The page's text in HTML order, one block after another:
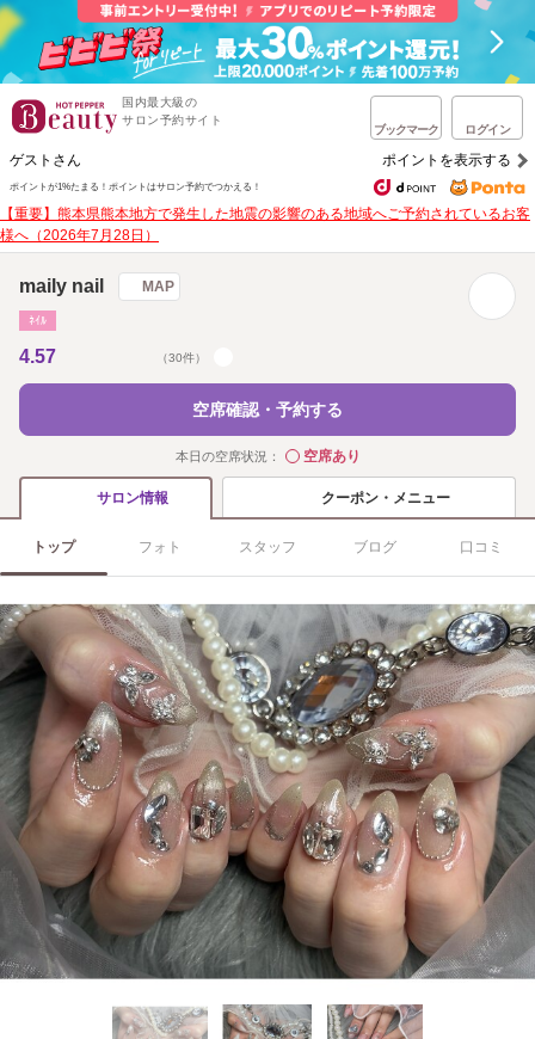
国内最大級の
サロン予約サイト
ブックマーク ログイン
ゲストさん ポイントを表示する
ポイントが1%たまる！ ポイントはサロン予約でつかえる！
【重要】熊本県熊本地方で発生した地震の影響のある地域へご予約されているお客
様へ（2026年7月28日）
maily nail MAP
ﾈｲﾙ
4.57 （30件）
空席確認・予約する
本日の空席状況： ◯空席あり
サロン情報 クーポン・メニュー
トップ フォト スタッフ ブログ 口コミ